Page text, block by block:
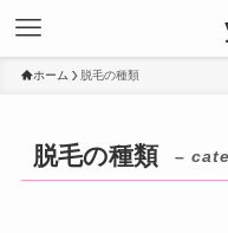
ホーム 脱毛の種類
脱毛の種類 –